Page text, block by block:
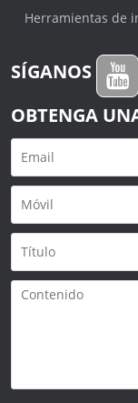
Herramientas de
SÍGANOS
OBTENGA